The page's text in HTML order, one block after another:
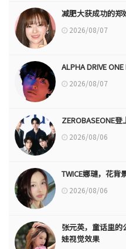
减肥大获成功的郑
2026/08/07
ALPHA DRIVE
2026/08/07
ZEROBASEONE
2026/08/06
TWICE娜璉，花
2026/08/06
张元英，童话里
娃视觉效果